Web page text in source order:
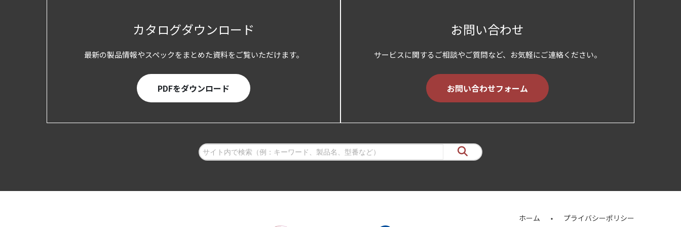
カタログダウンロード
最新の製品情報やスペックをまとめた資料をご覧いただけます。
PDFをダウンロード
お問い合わせ
サービスに関するご相談やご質問など、お気軽にご連絡ください。
お問い合わせフォーム
ホーム プライバシーポリシー